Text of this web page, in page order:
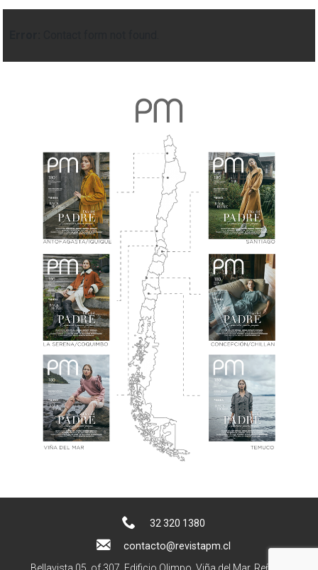
32 320 1380
contacto@revistapm.cl